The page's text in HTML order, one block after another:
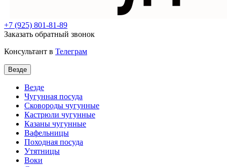
+7 (925) 801-81-89
Заказать обратный звонок
Консультант в Телеграм
Везде
Везде
Чугунная посуда
Сковороды чугунные
Кастрюли чугунные
Казаны чугунные
Вафельницы
Походная посуда
Утятницы
Bоки